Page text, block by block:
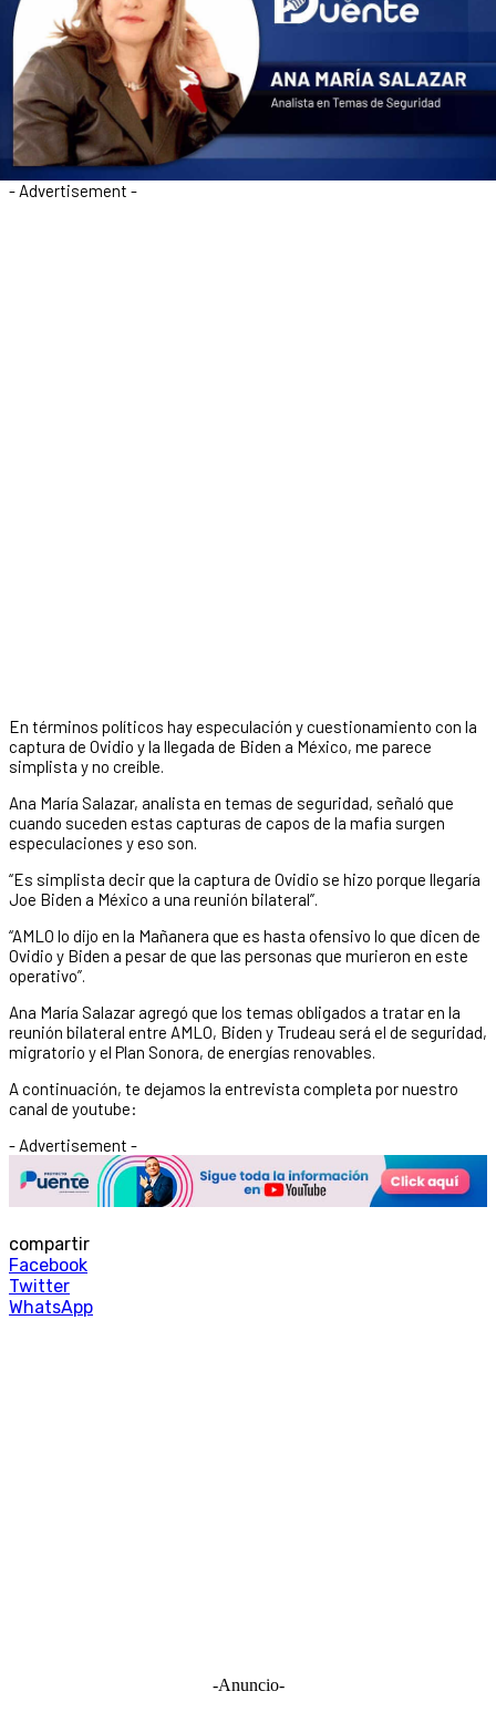
- Advertisement -
En términos políticos hay especulación y cuestionamiento con la
captura de Ovidio y la llegada de Biden a México, me parece
simplista y no creíble.
Ana María Salazar, analista en temas de seguridad, señaló que
cuando suceden estas capturas de capos de la mafia surgen
especulaciones y eso son.
“Es simplista decir que la captura de Ovidio se hizo porque llegaría
Joe Biden a México a una reunión bilateral”.
“AMLO lo dijo en la Mañanera que es hasta ofensivo lo que dicen de
Ovidio y Biden a pesar de que las personas que murieron en este
operativo”.
Ana María Salazar agregó que los temas obligados a tratar en la
reunión bilateral entre AMLO, Biden y Trudeau será el de seguridad,
migratorio y el Plan Sonora, de energías renovables.
A continuación, te dejamos la entrevista completa por nuestro
canal de youtube:
- Advertisement -
compartir
Facebook
Twitter
WhatsApp
-Anuncio-